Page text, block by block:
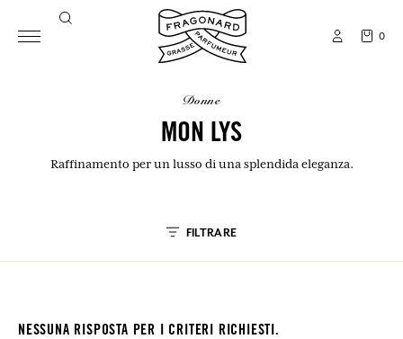
0
donne
MON LYS
Raffinamento per un lusso di una splendida eleganza.
FILTRARE
NESSUNA RISPOSTA PER I CRITERI RICHIESTI.